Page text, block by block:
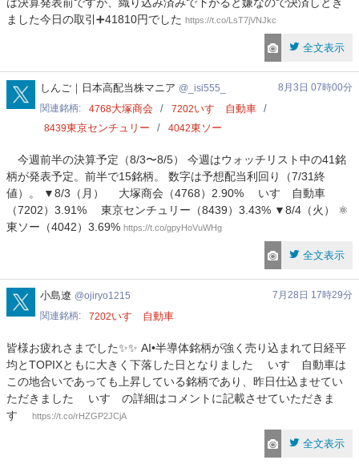
ました今日の取引➕41810円でした https://t.co/LsT7jVNJkc
全文表示
_isi555_
しんご｜日本高配当株マニア _isi555_
8月3日 07時00分
関連銘柄
4768大塚商会 7202いすゞ自動車
8439東京センチュリー 4042東ソー
今週前半の決算予定（8/3〜8/5） 今週はウォッチリスト中の41銘
柄が発表予定。前半で15銘柄。 数字は予想配当利回り（7/31終
値）。 ▼8/3（月） ️大塚商会（4768）2.90% いすゞ自動車
（7202）3.91% 東京センチュリー（8439）3.43% ▼8/4（火） ⚛
東ソー（4042）3.69% https://t.co/gpyHoVuWHg
全文表示
ojiryo1215
小島遼 ojiryo1215
7月28日 17時29分
関連銘柄
7202いすゞ自動車
皆様お疲れさまでした✨✨ AI•半導体銘柄が強く売り込まれて日経平
均とTOPIXともに大きく下落した日となりました いすゞ自動車は
この地合いであっても上昇している銘柄であり、昨日仕込ませてい
ただきました いすゞの詳細はコメントに記載させていただきま
す
https://t.co/rHZGP2JCjA
全文表示